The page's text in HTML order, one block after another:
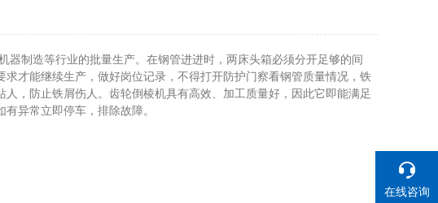
制造等行业的批量生产。在钢管进进时，两床头箱必须分开足够的间
才能继续生产，做好岗位记录，不得打开防护门察看钢管质量情况，铁
，防止铁屑伤人。齿轮倒棱机具有高效、加工质量好，因此它即能满足
异常立即停车，排除故障。
在线咨询